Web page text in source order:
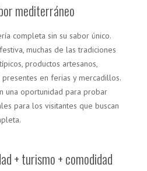
mediterráneo
completa sin su sabor único.
muchas de las tradiciones
productos artesanos,
en ferias y mercadillos.
una oportunidad para probar
para los visitantes que buscan
+ turismo + comodidad